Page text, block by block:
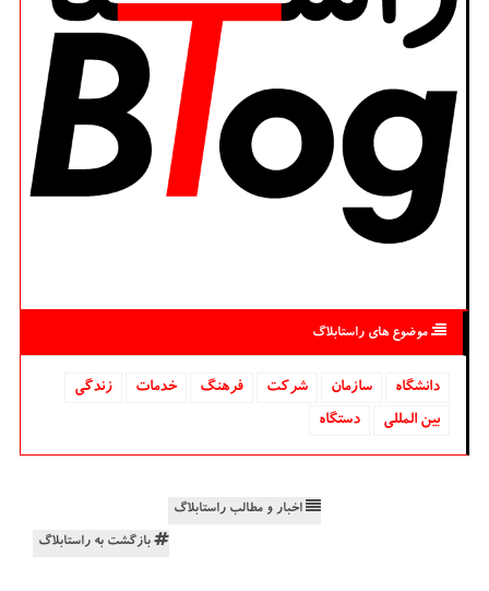
موضوع های راستابلاگ
دانشگاه‌ سازمان شركت فرهنگ خدمات
زندگی
بین المللی
دستگاه
اخبار و مطالب راستابلاگ
بازگشت به راستابلاگ